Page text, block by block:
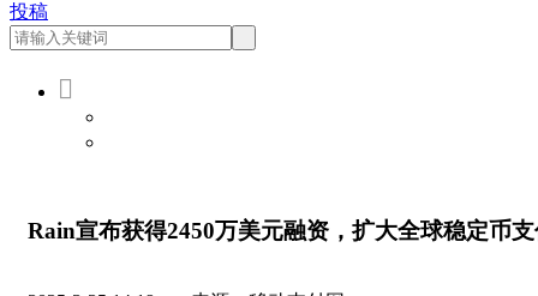
投稿

Rain宣布获得2450万美元融资，扩大全球稳定币